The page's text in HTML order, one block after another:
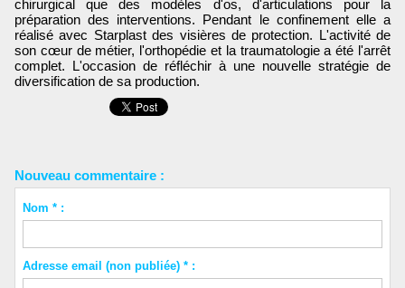
chirurgical que des modèles d'os, d'articulations pour la
préparation des interventions. Pendant le confinement elle a
réalisé avec Starplast des visières de protection. L'activité de
son cœur de métier, l'orthopédie et la traumatologie a été l'arrêt
complet. L'occasion de réfléchir à une nouvelle stratégie de
diversification de sa production.
Nouveau commentaire :
Nom * :
Adresse email (non publiée) * :